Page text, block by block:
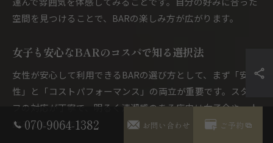
空間を見つけることで、BARの楽しみ方が広がります。
女子も安心なBARのコスパで知る選択法
女性が安心して利用できるBARの選び方として、まず「安全
性」と「コストパフォーマンス」の両立が重要です。スタッ
フの対応が丁寧で、明るく清潔感のある店内は女子会や一人
飲みにも最適です。
070-9064-1382 お問い合わせ ご予約